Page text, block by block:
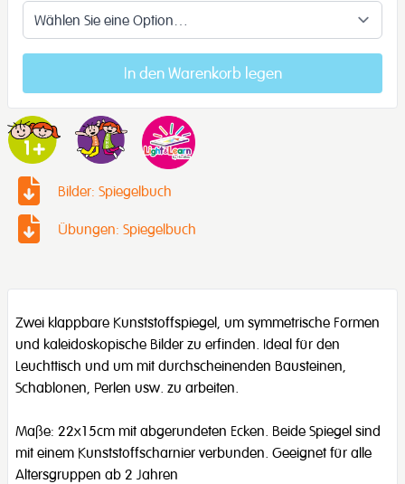
In den Warenkorb legen
Bilder: Spiegelbuch
Übungen: Spiegelbuch
Zwei klappbare Kunststoffspiegel, um symmetrische Formen
und kaleidoskopische Bilder zu erfinden. Ideal für den
Leuchttisch und um mit durchscheinenden Bausteinen,
Schablonen, Perlen usw. zu arbeiten.
Maße: 22x15cm mit abgerundeten Ecken. Beide Spiegel sind
mit einem Kunststoffscharnier verbunden. Geeignet für alle
Altersgruppen ab 2 Jahren